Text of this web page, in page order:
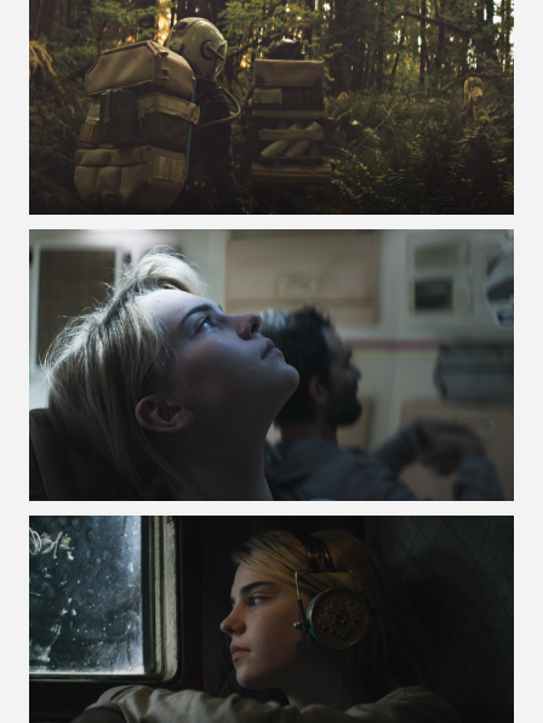
VOIR LA PHOTO EN GRAND FORMAT
VOIR LA PHOTO EN GRAND FORMAT
VOIR LA PHOTO EN GRAND FORMAT